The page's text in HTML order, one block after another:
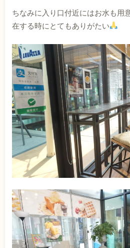
ちなみに入り口付近にはお水も用
在する時にとてもありがたい